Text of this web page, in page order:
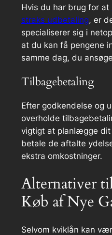
Hvis du har brug for at
straks udbetaling, er
specialiserer sig i
at du kan få pengene
samme dag, du
Tilbagebetaling
Efter godkendelse og
overholde
vigtigt at planlægge
betale de aftalte
ekstra omkostninger.
Alternativer
Køb af Nye
Selvom kviklån kan